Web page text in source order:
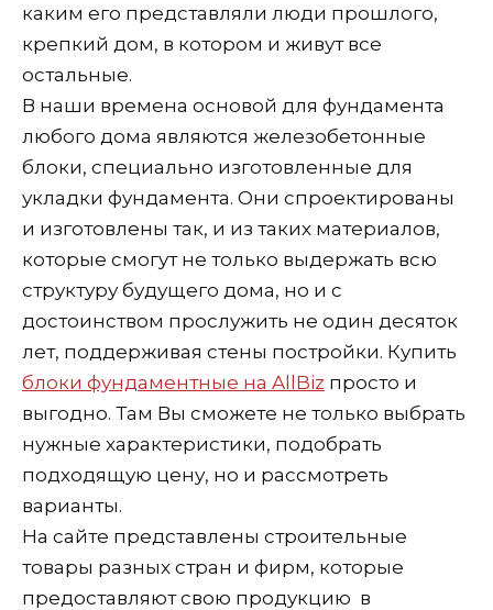
каким его представляли люди прошлого,
крепкий дом, в котором и живут все
остальные.
В наши времена основой для фундамента
любого дома являются железобетонные
блоки, специально изготовленные для
укладки фундамента. Они спроектированы
и изготовлены так, и из таких материалов,
которые смогут не только выдержать всю
структуру будущего дома, но и с
достоинством прослужить не один десяток
лет, поддерживая стены постройки. Купить
блоки фундаментные на AllBiz просто и
выгодно. Там Вы сможете не только выбрать
нужные характеристики, подобрать
подходящую цену, но и рассмотреть
варианты.
На сайте представлены строительные
товары разных стран и фирм, которые
предоставляют свою продукцию в